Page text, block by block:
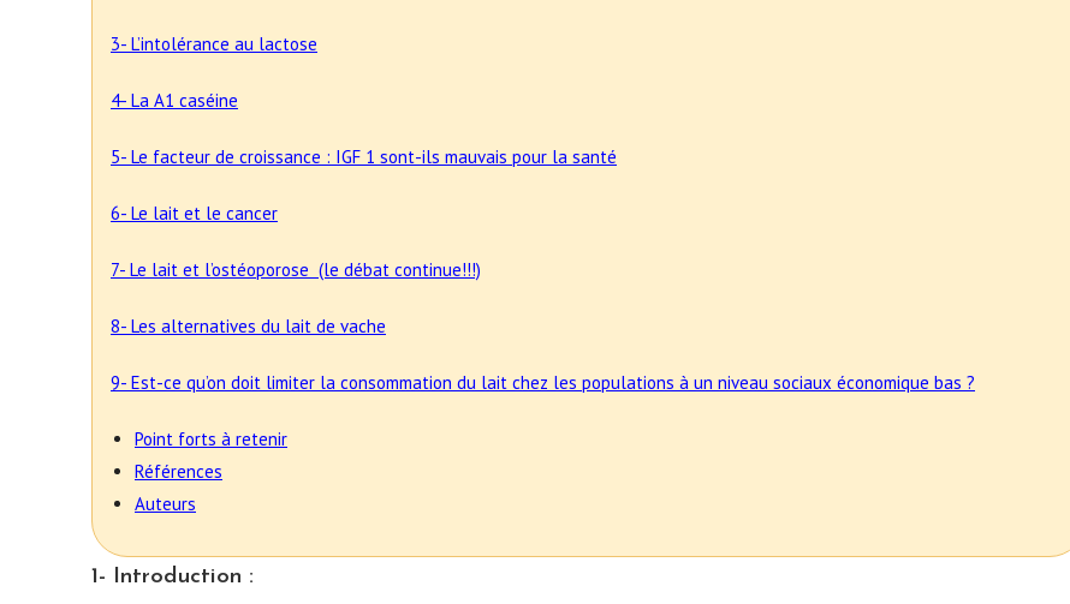
3- L’intolérance au lactose
4- La A1 caséine
5- Le facteur de croissance : IGF 1 sont-ils mauvais pour la santé
6- Le lait et le cancer
7- Le lait et l’ostéoporose (le débat continue!!!)
8- Les alternatives du lait de vache
9- Est-ce qu’on doit limiter la consommation du lait chez les populations à un niveau sociaux économique bas ?
Point forts à retenir
Références
Auteurs
1- Introduction :